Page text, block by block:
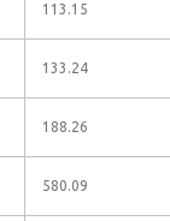
113.15
133.24
188.26
580.09